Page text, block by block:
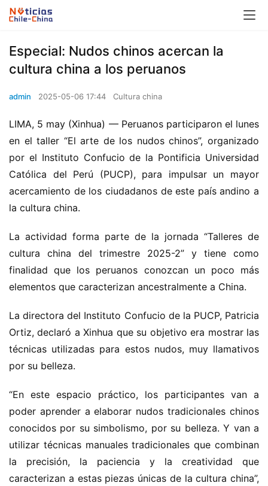
Especial: Nudos chinos acercan la
cultura china a los peruanos
admin 2025-05-06 17:44 Cultura china
LIMA, 5 may (Xinhua) — Peruanos participaron el lunes
en el taller “El arte de los nudos chinos”, organizado
por el Instituto Confucio de la Pontificia Universidad
Católica del Perú (PUCP), para impulsar un mayor
acercamiento de los ciudadanos de este país andino a
la cultura china.
La actividad forma parte de la jornada “Talleres de
cultura china del trimestre 2025-2” y tiene como
finalidad que los peruanos conozcan un poco más
elementos que caracterizan ancestralmente a China.
La directora del Instituto Confucio de la PUCP, Patricia
Ortiz, declaró a Xinhua que su objetivo era mostrar las
técnicas utilizadas para estos nudos, muy llamativos
por su belleza.
“En este espacio práctico, los participantes van a
poder aprender a elaborar nudos tradicionales chinos
conocidos por su simbolismo, por su belleza. Y van a
utilizar técnicas manuales tradicionales que combinan
la precisión, la paciencia y la creatividad que
caracterizan a estas piezas únicas de la cultura china”,